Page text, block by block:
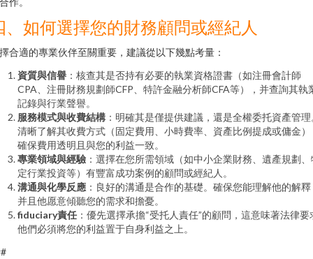
、如何選擇您的財務顧問或經紀人
合適的專業伙伴至關重要，建議從以下幾點考量：
資質與信譽 ：核查其是否持有必要的執業資格證書（如注冊會計師
CPA、注冊財務規劃師CFP、特許金融分析師CFA等），并查詢其執
記錄與行業聲譽。
服務模式與收費結構 ：明確其是僅提供建議，還是全權委托資產管
清晰了解其收費方式（固定費用、小時費率、資產比例提成或傭金）
確保費用透明且與您的利益一致。
專業領域與經驗 ：選擇在您所需領域（如中小企業財務、遺產規劃、
定行業投資等）有豐富成功案例的顧問或經紀人。
溝通與化學反應 ：良好的溝通是合作的基礎。確保您能理解他的解釋
并且他愿意傾聽您的需求和擔憂。
fiduciary責任 ：優先選擇承擔“受托人責任”的顧問，這意味著法律要
他們必須將您的利益置于自身利益之上。